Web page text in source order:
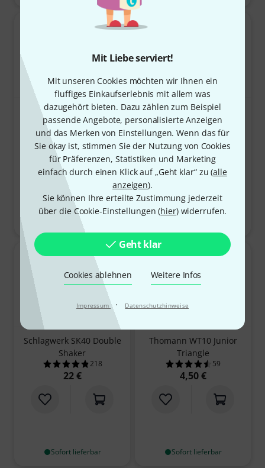
Mit Liebe serviert!
Mit unseren Cookies möchten wir Ihnen ein
fluffiges Einkaufserlebnis mit allem was
dazugehört bieten. Dazu zählen zum Beispiel
passende Angebote, personalisierte Anzeigen
und das Merken von Einstellungen. Wenn das für
Sie okay ist, stimmen Sie der Nutzung von Cookies
für Präferenzen, Statistiken und Marketing
einfach durch einen Klick auf „Geht klar“ zu (alle
anzeigen).
Sie können Ihre erteilte Zustimmung jederzeit
über die Cookie-Einstellungen (hier) widerrufen.
Geht klar
Cookies ablehnen Weitere Infos
Impressum · Datenschutzhinweise
Meinl SH4BK Live Shaker
4.7 von 5 Sternen aus 560 Kundenbewertungen
560
14,50 €
Sofort lieferbar
UVEX K Junior Ear
Protector lime
4.8 von 5
65
17,90 €
Schlagwerk SK40 Double
Shaker
4.9 von 5 Sternen aus 218 Kundenbewertungen
218
22 €
Sofort lieferbar
Thomann WT10 Junior
Triangle
4.5 von 5
59
4,50 €
Sofort lieferbar